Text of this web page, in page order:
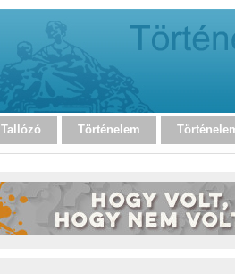
Tallózó Történelem